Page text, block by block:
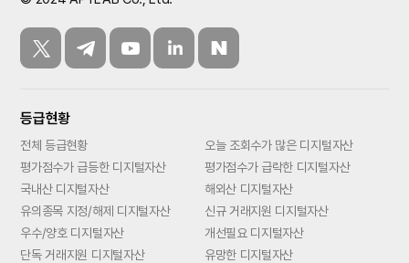
등급현황
전체 등급현황
오늘 조회수가 많은 디지털자산
평가점수가 급등한 디지털자산
평가점수가 급락한 디지털자산
국내산 디지털자산
해외산 디지털자산
유의종목 지정/해제 디지털자산
신규 거래지원 디지털자산
우수/양호 디지털자산
개선필요 디지털자산
단독 거래지원 디지털자산
유망한 디지털자산